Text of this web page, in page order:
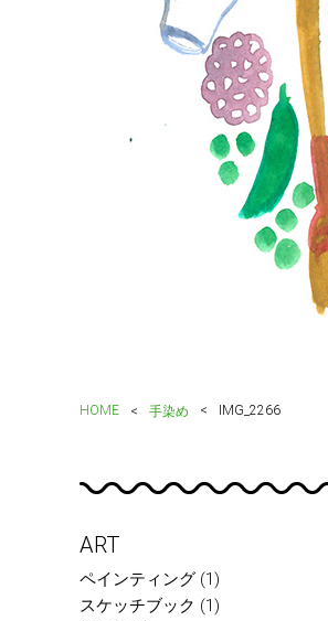
HOME 手染め IMG_2266
ART
ペインティング (1)
スケッチブック (1)